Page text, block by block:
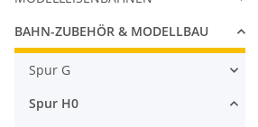
BAHN-ZUBEHÖR & MODELLBAU
Spur G
Spur H0